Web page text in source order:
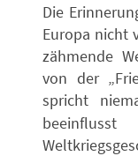
Die
Europa nicht
zähmende
von der
spricht
beeinflusst